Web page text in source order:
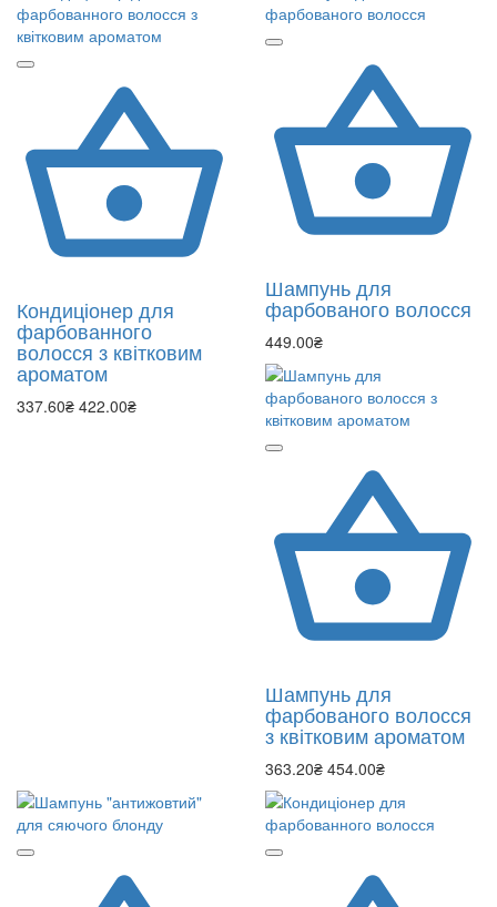
Кондиціонер для
фарбованного
волосся з квітковим
ароматом
337.60₴ 422.00₴
Шампунь для
фарбованого волосся
449.00₴
Шампунь для
фарбованого волосся
з квітковим ароматом
363.20₴ 454.00₴